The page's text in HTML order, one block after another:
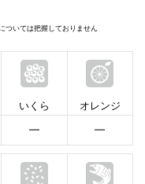
ついては把握しておりません
いくら
━
オレンジ
━